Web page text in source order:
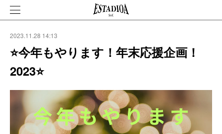
2023.11.28 14:13
⭐️今年もやります！年末応援企画！
2023⭐️